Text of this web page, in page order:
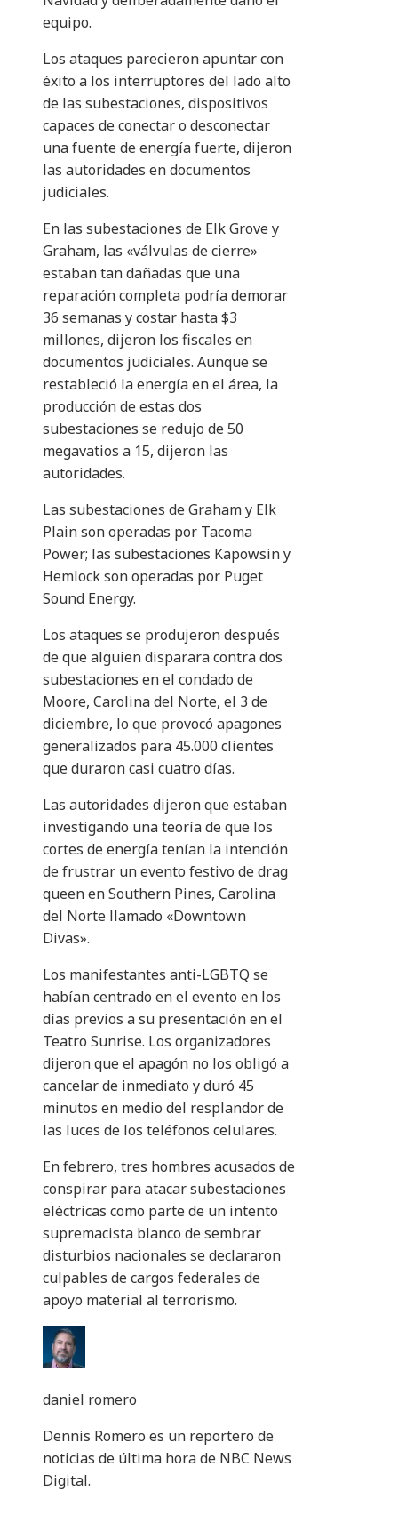
equipo.
Los ataques parecieron apuntar con
éxito a los interruptores del lado alto
de las subestaciones, dispositivos
capaces de conectar o desconectar
una fuente de energía fuerte, dijeron
las autoridades en documentos
judiciales.
En las subestaciones de Elk Grove y
Graham, las «válvulas de cierre»
estaban tan dañadas que una
reparación completa podría demorar
36 semanas y costar hasta $3
millones, dijeron los fiscales en
documentos judiciales. Aunque se
restableció la energía en el área, la
producción de estas dos
subestaciones se redujo de 50
megavatios a 15, dijeron las
autoridades.
Las subestaciones de Graham y Elk
Plain son operadas por Tacoma
Power; las subestaciones Kapowsin y
Hemlock son operadas por Puget
Sound Energy.
Los ataques se produjeron después
de que alguien disparara contra dos
subestaciones en el condado de
Moore, Carolina del Norte, el 3 de
diciembre, lo que provocó apagones
generalizados para 45.000 clientes
que duraron casi cuatro días.
Las autoridades dijeron que estaban
investigando una teoría de que los
cortes de energía tenían la intención
de frustrar un evento festivo de drag
queen en Southern Pines, Carolina
del Norte llamado «Downtown
Divas».
Los manifestantes anti-LGBTQ se
habían centrado en el evento en los
días previos a su presentación en el
Teatro Sunrise. Los organizadores
dijeron que el apagón no los obligó a
cancelar de inmediato y duró 45
minutos en medio del resplandor de
las luces de los teléfonos celulares.
En febrero, tres hombres acusados ​​de
conspirar para atacar subestaciones
eléctricas como parte de un intento
supremacista blanco de sembrar
disturbios nacionales se declararon
culpables de cargos federales de
apoyo material al terrorismo.
daniel romero
Dennis Romero es un reportero de
noticias de última hora de NBC News
Digital.